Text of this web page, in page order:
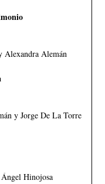
Alexandra Alemán
y Jorge De La Torre
Hinojosa